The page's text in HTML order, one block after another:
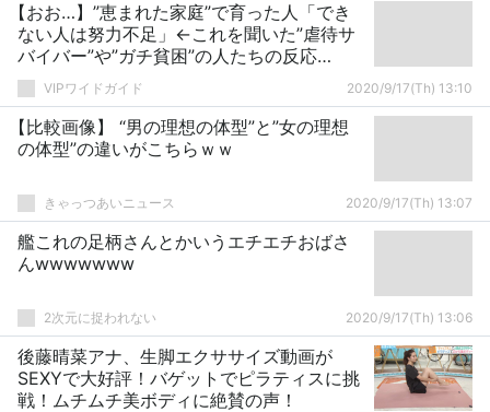
【おお…】”恵まれた家庭”で育った人「でき
ない人は努力不足」←これを聞いた”虐待サ
バイバー”や”ガチ貧困”の人たちの反応…
VIPワイドガイド 2020/9/17(Th) 13:10
【比較画像】 “男の理想の体型”と”女の理想
の体型”の違いがこちらｗｗ
きゃっつあいニュース 2020/9/17(Th) 13:07
艦これの足柄さんとかいうエチエチおばさ
んwwwwwww
2次元に捉われない 2020/9/17(Th) 13:06
後藤晴菜アナ、生脚エクササイズ動画が
SEXYで大好評！バゲットでピラティスに挑
戦！ムチムチ美ボディに絶賛の声！